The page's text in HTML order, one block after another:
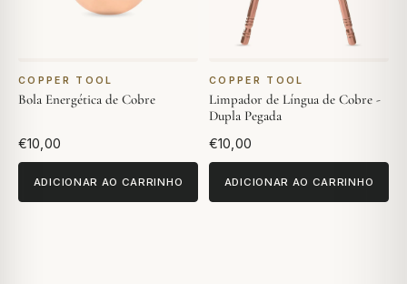
COPPER TOOL
Bola Energética de Cobre
€10,00
ADICIONAR AO CARRINHO
COPPER TOOL
Limpador de Língua de Cobre -
Dupla Pegada
€10,00
ADICIONAR AO CARRINHO